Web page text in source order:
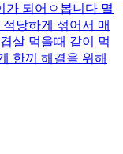
가 되어ㅇ봅니다 멸
당하게 섞어서 매
살 먹을때 같이 먹
한끼 해결을 위해